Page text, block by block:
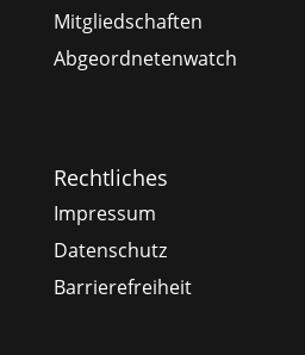
Mitgliedschaften
Abgeordnetenwatch
Rechtliches
Impressum
Datenschutz
Barrierefreiheit